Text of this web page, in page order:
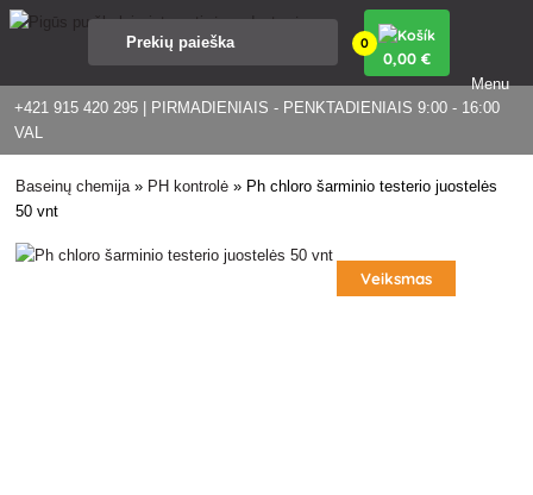
+421 915 420 295 | PIRMADIENIAIS - PENKTADIENIAIS 9:00 - 16:00
VAL
0
0,00 €
Menu
Baseinų chemija» PH kontrolė » Ph chloro šarminio testerio juostelės
50 vnt
Veiksmas